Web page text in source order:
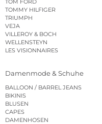
TOM FORD
TOMMY HILFIGER
TRIUMPH
VEJA
VILLEROY & BOCH
WELLENSTEYN
LES VISIONNAIRES
Damenmode & Schuhe
BALLOON / BARREL JEANS
BIKINIS
BLUSEN
CAPES
DAMENHOSEN